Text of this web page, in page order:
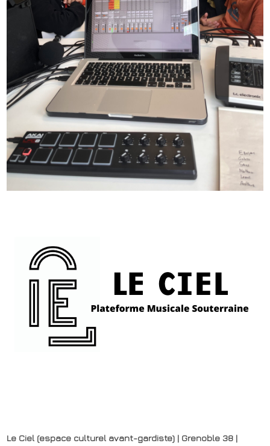
Le Ciel (espace culturel avant-gardiste) | Grenoble 38 |